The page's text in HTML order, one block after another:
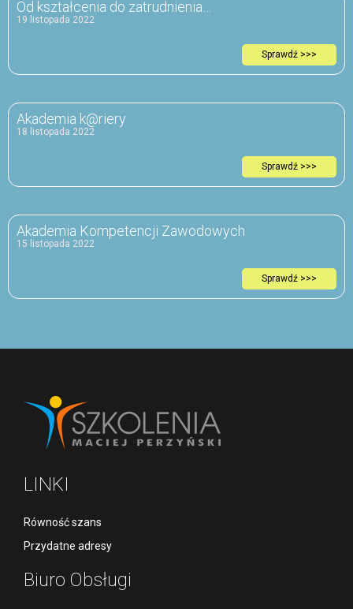
Od kształcenia do zatrudnienia…
19 listopada 2022
Sprawdź >>>
Akademia k@riery
18 listopada 2022
Sprawdź >>>
Akademia Kompetencji Zawodowych
15 listopada 2022
Sprawdź >>>
LINKI
Równość szans
Przydatne adresy
Biuro Obsługi